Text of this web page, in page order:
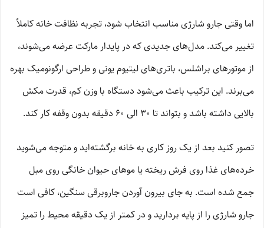
اما وقتی جارو شارژی مناسب انتخاب شود، تجربه نظافت خانه کاملاً
تغییر می‌کند. مدل‌های جدیدی که در پایدار مارکت عرضه می‌شوند،
از موتورهای براشلس، باتری‌های لیتیوم یونی و طراحی ارگونومیک بهره
می‌برند. این ترکیب باعث می‌شود دستگاه با وزن کم، قدرت مکش
بالایی داشته باشد و بتواند تا ۳۰ الی ۶۰ دقیقه بدون وقفه کار کند.
تصور کنید بعد از یک روز کاری به خانه برگشته‌اید و متوجه می‌شوید
خرده‌های غذا روی فرش ریخته یا موهای حیوان خانگی روی مبل
جمع شده است. به جای بیرون آوردن جاروبرقی سنگین، کافی است
جارو شارژی را از پایه بردارید و در کمتر از یک دقیقه محیط را تمیز